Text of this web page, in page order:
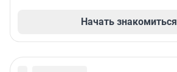
Начать знакомиться